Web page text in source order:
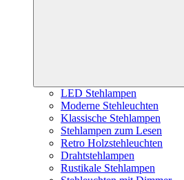
LED Stehlampen
Moderne Stehleuchten
Klassische Stehlampen
Stehlampen zum Lesen
Retro Holzstehleuchten
Drahtstehlampen
Rustikale Stehlampen